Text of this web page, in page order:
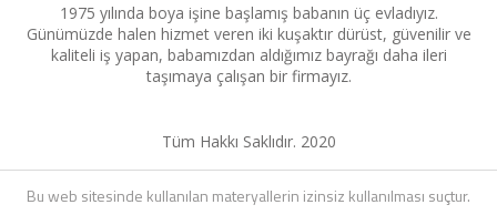
1975 yılında boya işine başlamış babanın üç evladıyız.
Günümüzde halen hizmet veren iki kuşaktır dürüst, güvenilir ve
kaliteli iş yapan, babamızdan aldığımız bayrağı daha ileri
taşımaya çalışan bir firmayız.
Tüm Hakkı Saklıdır. 2020
Bu web sitesinde kullanılan materyallerin izinsiz kullanılması suçtur.